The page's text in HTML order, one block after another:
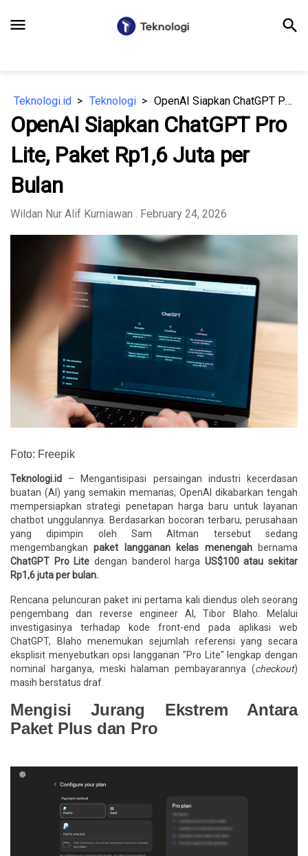
menu search
Teknologi.id Teknologi OpenAI Siapkan ChatGPT Pro Lite, Paket Rp1,6 Juta per Bulan
OpenAI Siapkan ChatGPT Pro
Lite, Paket Rp1,6 Juta per
Bulan
Wildan Nur Alif Kurniawan . February 24, 2026
Foto: Freepik
Teknologi.id – Mengantisipasi persaingan industri kecerdasan
buatan (AI) yang semakin memanas, OpenAI dikabarkan tengah
mempersiapkan strategi penetapan harga baru untuk layanan
chatbot unggulannya. Berdasarkan bocoran terbaru, perusahaan
yang dipimpin oleh Sam Altman tersebut sedang
mengembangkan paket langganan kelas menengahbernama
ChatGPT Pro Lite dengan banderol harga US$100 atau sekitar
Rp1,6 juta per bulan.
Rencana peluncuran paket ini pertama kali diendus oleh seorang
pengembang dan reverse engineer AI, Tibor Blaho. Melalui
investigasinya terhadap kode front-end pada aplikasi web
ChatGPT, Blaho menemukan sejumlah referensi yang secara
eksplisit menyebutkan opsi langganan "Pro Lite" lengkap dengan
nominal harganya, meski halaman pembayarannya (checkout)
masih berstatus draf.
Mengisi Jurang Ekstrem Antara
Paket Plus dan Pro